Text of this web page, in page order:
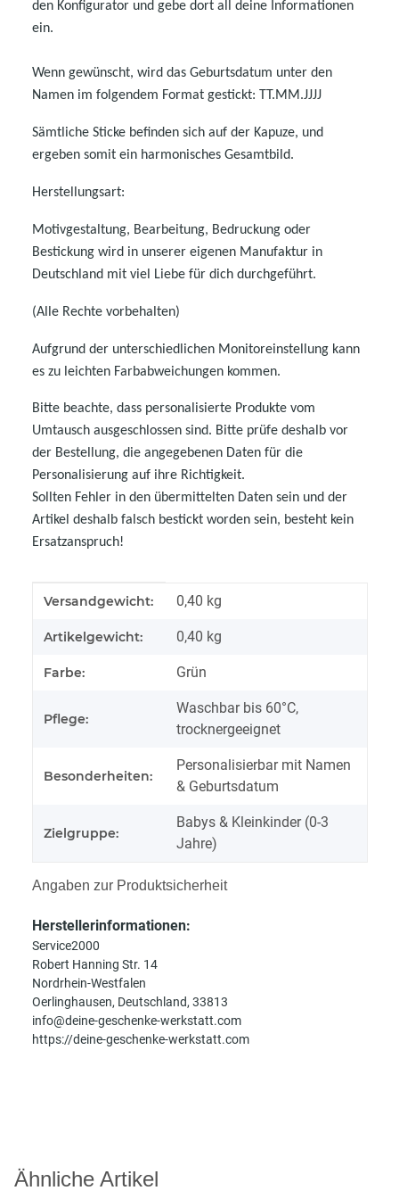
den Konfigurator und gebe dort all deine Informationen
ein.
Wenn gewünscht, wird das Geburtsdatum unter den
Namen im folgendem Format gestickt: TT.MM.JJJJ
Sämtliche Sticke befinden sich auf der Kapuze, und
ergeben somit ein harmonisches Gesamtbild.
Herstellungsart:
Motivgestaltung, Bearbeitung, Bedruckung oder
Bestickung wird in unserer eigenen Manufaktur in
Deutschland mit viel Liebe für dich durchgeführt.
(Alle Rechte vorbehalten)
Aufgrund der unterschiedlichen Monitoreinstellung kann
es zu leichten Farbabweichungen kommen.
Bitte beachte, dass personalisierte Produkte vom
Umtausch ausgeschlossen sind. Bitte prüfe deshalb vor
der Bestellung, die angegebenen Daten für die
Personalisierung auf ihre Richtigkeit.
Sollten Fehler in den übermittelten Daten sein und der
Artikel deshalb falsch bestickt worden sein, besteht kein
Ersatzanspruch!
Produkteigenschaft
Wert
Versandgewicht: 0,40 kg
Artikelgewicht: 0,40 kg
Farbe: Grün
Pflege:
Waschbar bis 60°C,
trocknergeeignet
Besonderheiten:
Personalisierbar mit Namen
& Geburtsdatum
Zielgruppe:
Babys & Kleinkinder (0-3
Jahre)
Angaben zur Produktsicherheit
Herstellerinformationen:
Service2000
Robert Hanning Str. 14
Nordrhein-Westfalen
Oerlinghausen, Deutschland, 33813
info@deine-geschenke-werkstatt.com
https://deine-geschenke-werkstatt.com
Ähnliche Artikel